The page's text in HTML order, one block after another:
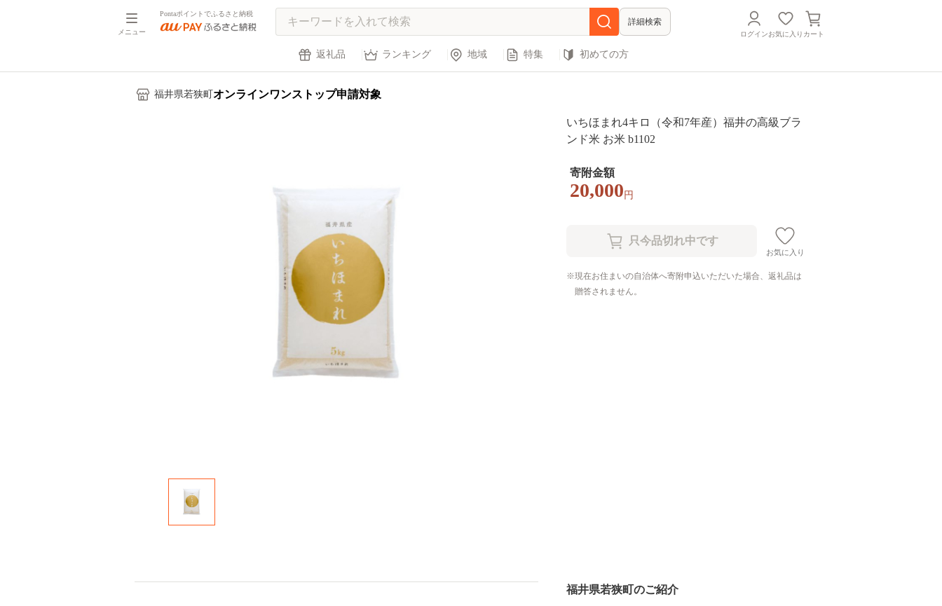
メニュー
Pontaポイントでふるさと納税
詳細検索
ログインお気に入り カート
返礼品 ランキング 地域 特集 初めての方
福井県若狭町 オンラインワンストップ申請対象
いちほまれ4キロ（令和7年産）福井の高級ブラ
ンド米 お米 b1102
寄附金額
20,000 円
お気に入り
現在お住まいの自治体へ寄附申込いただいた場合、返礼品は
贈答されません。
福井県若狭町のご紹介